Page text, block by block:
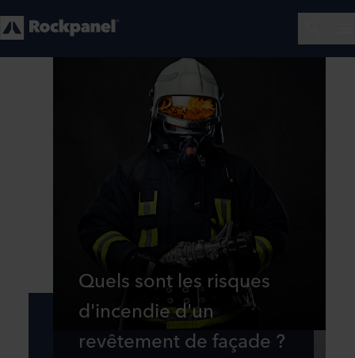
Quels sont les risques
d'incendie d'un
revêtement de façade ?